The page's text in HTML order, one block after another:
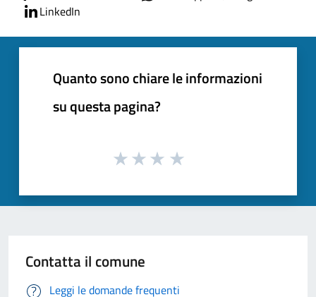
LinkedIn
Quanto sono chiare le informazioni
su questa pagina?
Contatta il comune
Leggi le domande frequenti